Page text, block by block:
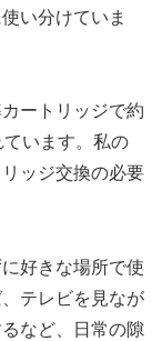
い分けていま
ートリッジで約
います。私の
ッジ交換の必要
好きな場所で使
テレビを見なが
など、日常の隙